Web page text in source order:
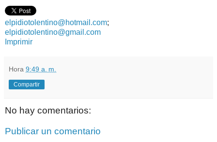
elpidiotolentino@hotmail.com;
elpidiotolentino@gmail.com
Imprimir
Hora 9:49 a. m.
Compartir
No hay comentarios:
Publicar un comentario